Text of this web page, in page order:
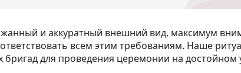
и аккуратный внешний вид, максимум
всем этим требованиям. Наше
для проведения церемонии на достойном